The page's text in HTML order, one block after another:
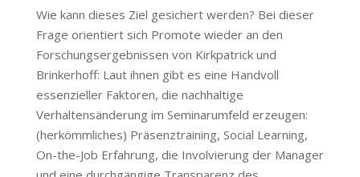
Wie kann dieses Ziel gesichert werden? Bei dieser
Frage orientiert sich Promote wieder an den
Forschungsergebnissen von Kirkpatrick und
Brinkerhoff: Laut ihnen gibt es eine Handvoll
essenzieller Faktoren, die nachhaltige
Verhaltensänderung im Seminarumfeld erzeugen:
(herkömmliches) Präsenztraining, Social Learning,
On-the-Job Erfahrung, die Involvierung der Manager